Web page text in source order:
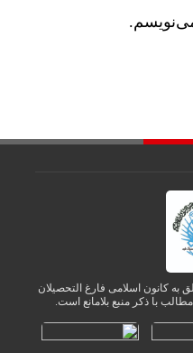
به کانون اسلامی فارغ التحصیلان
با ذکر منبع بلامانع است.